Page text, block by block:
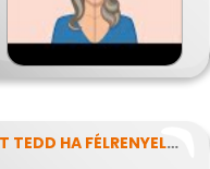
EZT TEDD HA FÉLRENYELT VALAKI